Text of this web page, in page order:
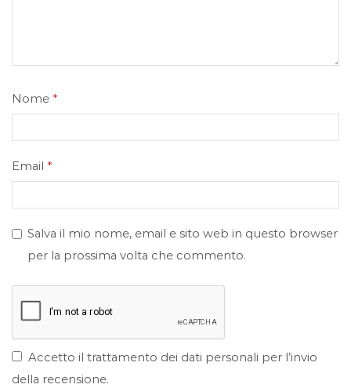
Nome *
Email *
Salva il mio nome, email e sito web in questo browser
per la prossima volta che commento.
Accetto il trattamento dei dati personali per l’invio
della recensione.